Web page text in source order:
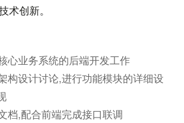
术创新。
心业务系统的后端开发工作
构设计讨论,进行功能模块的详细设
档,配合前端完成接口联调